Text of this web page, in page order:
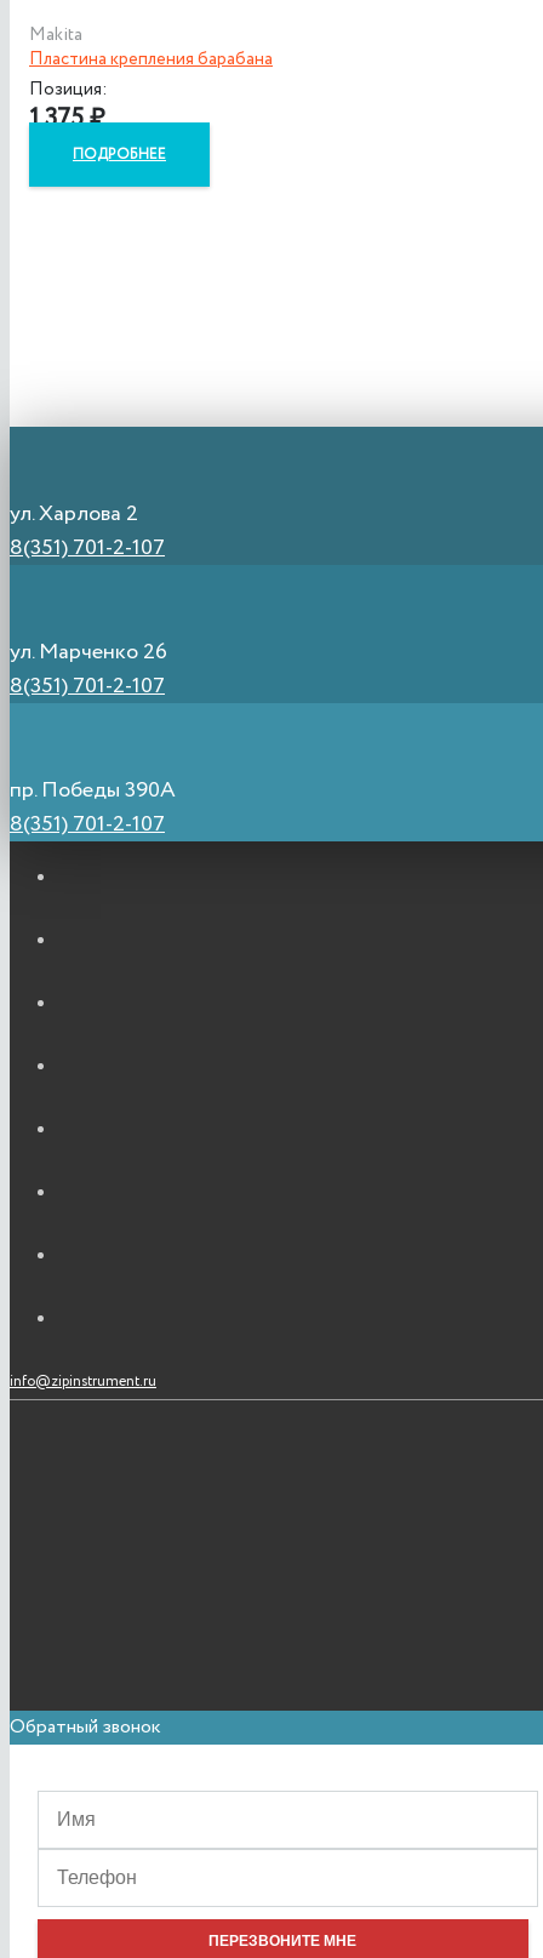
Makita
Пластина крепления барабана
Позиция:
1 375₽
ПОДРОБНЕЕ
ул. Харлова 2
8(351) 701-2-107
ул. Марченко 26
8(351) 701-2-107
пр. Победы 390А
8(351) 701-2-107
info@zipinstrument.ru
Обратный звонок